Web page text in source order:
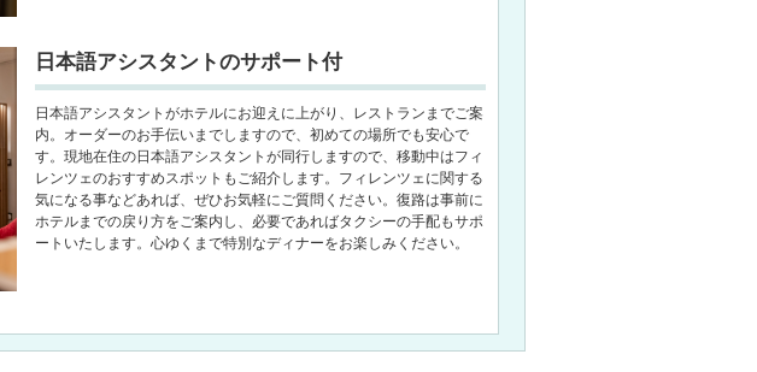
日本語アシスタントのサポート付
日本語アシスタントがホテルにお迎えに上がり、レストランまでご案
内。オーダーのお手伝いまでしますので、初めての場所でも安心で
す。現地在住の日本語アシスタントが同行しますので、移動中はフィ
レンツェのおすすめスポットもご紹介します。フィレンツェに関する
気になる事などあれば、ぜひお気軽にご質問ください。復路は事前に
ホテルまでの戻り方をご案内し、必要であればタクシーの手配もサポ
ートいたします。心ゆくまで特別なディナーをお楽しみください。